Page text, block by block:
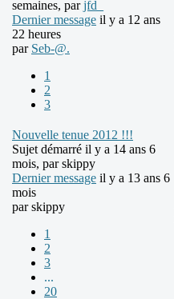
semaines, parjfd_
Dernier message il y a 12 ans
22 heures
par Seb-@.
1
2
3
Nouvelle tenue 2012 !!!
Sujet démarré il y a 14 ans 6
mois, parskippy
Dernier message il y a 13 ans 6
mois
parskippy
1
2
3
...
20